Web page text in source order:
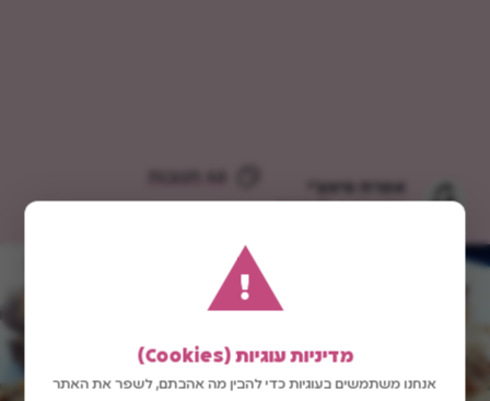
!
מדיניות עוגיות (Cookies)
אנחנו משתמשים בעוגיות כדי להבין מה אהבתם, לשפר את האתר
אפרת סיאצ'י
מתכונים ב-10 דקות